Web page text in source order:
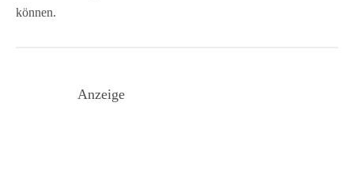
können.
Anzeige